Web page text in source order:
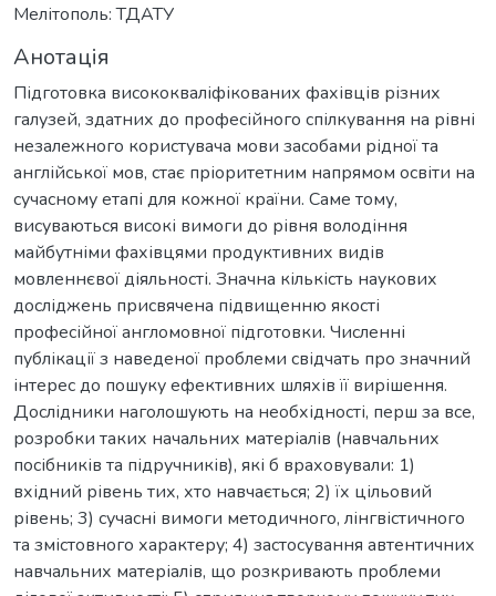
Мелітополь: ТДАТУ
Анотація
Підготовка висококваліфікованих фахівців різних
галузей, здатних до професійного спілкування на рівні
незалежного користувача мови засобами рідної та
англійської мов, стає пріоритетним напрямом освіти на
сучасному етапі для кожної країни. Саме тому,
висуваються високі вимоги до рівня володіння
майбутніми фахівцями продуктивних видів
мовленнєвої діяльності. Значна кількість наукових
досліджень присвячена підвищенню якості
професійної англомовної підготовки. Численні
публікації з наведеної проблеми свідчать про значний
інтерес до пошуку ефективних шляхів її вирішення.
Дослідники наголошують на необхідності, перш за все,
розробки таких начальних матеріалів (навчальних
посібників та підручників), які б враховували: 1)
вхідний рівень тих, хто навчається; 2) їх цільовий
рівень; 3) сучасні вимоги методичного, лінгвістичного
та змістовного характеру; 4) застосування автентичних
навчальних матеріалів, що розкривають проблеми